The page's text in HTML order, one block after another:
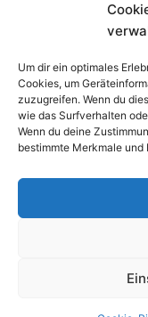
Um dir ein optimales
Cookies, um
zuzugreifen. Wenn du
wie das Surfverhalten
Wenn du deine
bestimmte Merkmale
E-Mail:
Copyright